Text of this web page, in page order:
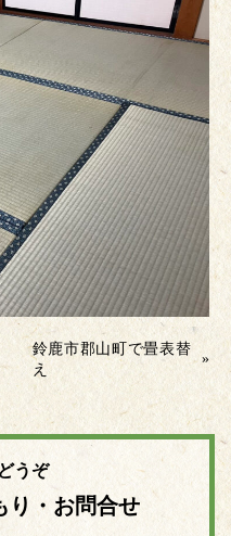
鈴鹿市郡山町で畳表替
え
»
うぞ
り・お問合せ